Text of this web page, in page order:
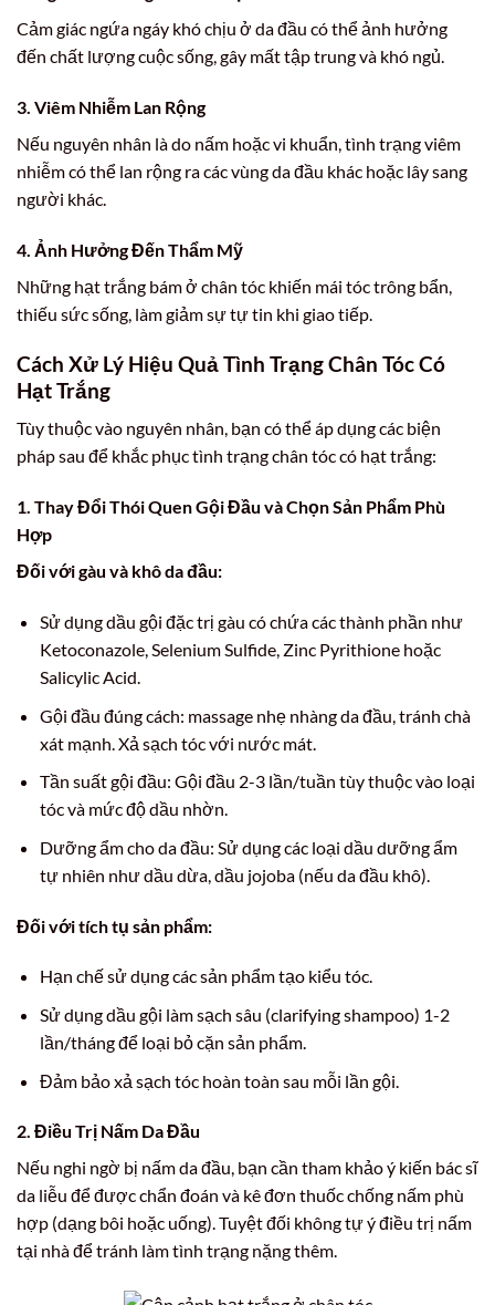
Cảm giác ngứa ngáy khó chịu ở da đầu có thể ảnh hưởng
đến chất lượng cuộc sống, gây mất tập trung và khó ngủ.
3. Viêm Nhiễm Lan Rộng
Nếu nguyên nhân là do nấm hoặc vi khuẩn, tình trạng viêm
nhiễm có thể lan rộng ra các vùng da đầu khác hoặc lây sang
người khác.
4. Ảnh Hưởng Đến Thẩm Mỹ
Những hạt trắng bám ở chân tóc khiến mái tóc trông bẩn,
thiếu sức sống, làm giảm sự tự tin khi giao tiếp.
Cách Xử Lý Hiệu Quả Tình Trạng Chân Tóc Có
Hạt Trắng
Tùy thuộc vào nguyên nhân, bạn có thể áp dụng các biện
pháp sau để khắc phục tình trạng chân tóc có hạt trắng:
1. Thay Đổi Thói Quen Gội Đầu và Chọn Sản Phẩm Phù
Hợp
Đối với gàu và khô da đầu:
Sử dụng dầu gội đặc trị gàu có chứa các thành phần như
Ketoconazole, Selenium Sulfide, Zinc Pyrithione hoặc
Salicylic Acid.
Gội đầu đúng cách: massage nhẹ nhàng da đầu, tránh chà
xát mạnh. Xả sạch tóc với nước mát.
Tần suất gội đầu: Gội đầu 2-3 lần/tuần tùy thuộc vào loại
tóc và mức độ dầu nhờn.
Dưỡng ẩm cho da đầu: Sử dụng các loại dầu dưỡng ẩm
tự nhiên như dầu dừa, dầu jojoba (nếu da đầu khô).
Đối với tích tụ sản phẩm:
Hạn chế sử dụng các sản phẩm tạo kiểu tóc.
Sử dụng dầu gội làm sạch sâu (clarifying shampoo) 1-2
lần/tháng để loại bỏ cặn sản phẩm.
Đảm bảo xả sạch tóc hoàn toàn sau mỗi lần gội.
2. Điều Trị Nấm Da Đầu
Nếu nghi ngờ bị nấm da đầu, bạn cần tham khảo ý kiến bác sĩ
da liễu để được chẩn đoán và kê đơn thuốc chống nấm phù
hợp (dạng bôi hoặc uống). Tuyệt đối không tự ý điều trị nấm
tại nhà để tránh làm tình trạng nặng thêm.